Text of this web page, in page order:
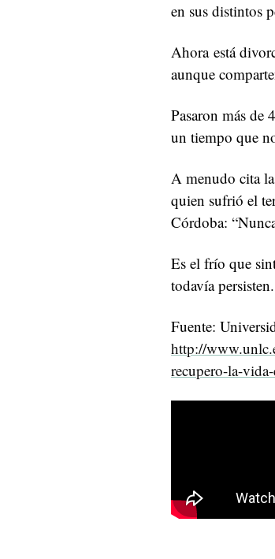
en sus distintos
Ahora está
aunque
Pasaron más de
un tiempo que
A menudo cita
quien sufrió el
Córdoba:
Es el frío que
todavía persisten.
Fuente:
http://
recupero-la-